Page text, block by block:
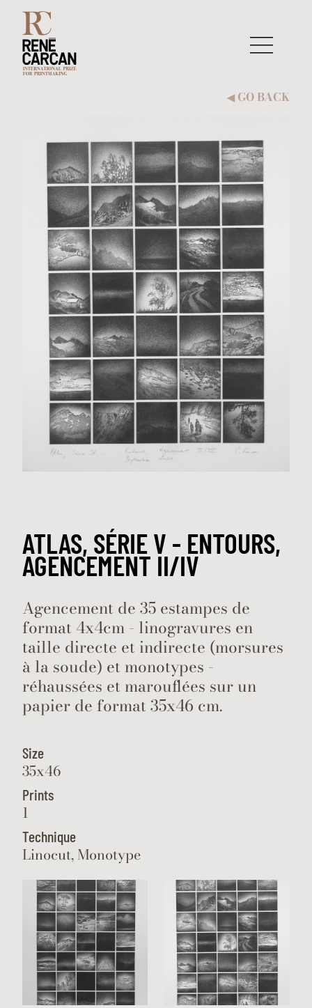
◀︎ GO BACK
ATLAS, SÉRIE V - ENTOURS,
AGENCEMENT II/IV
Agencement de 35 estampes de
format 4x4cm - linogravures en
taille directe et indirecte (morsures
à la soude) et monotypes -
réhaussées et marouflées sur un
papier de format 35x46 cm.
Size
35x46
Prints
1
Technique
Linocut, Monotype